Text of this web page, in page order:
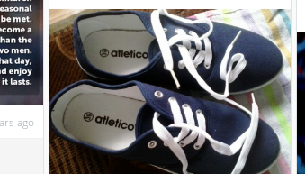
ago